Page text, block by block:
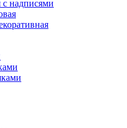
с надписями